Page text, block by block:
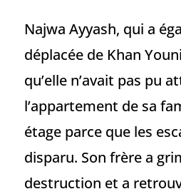
Najwa Ayyash, qui a
déplacée de Khan
qu’elle n’avait pas pu
l’appartement de sa
étage parce que les
disparu. Son frère a
destruction et a